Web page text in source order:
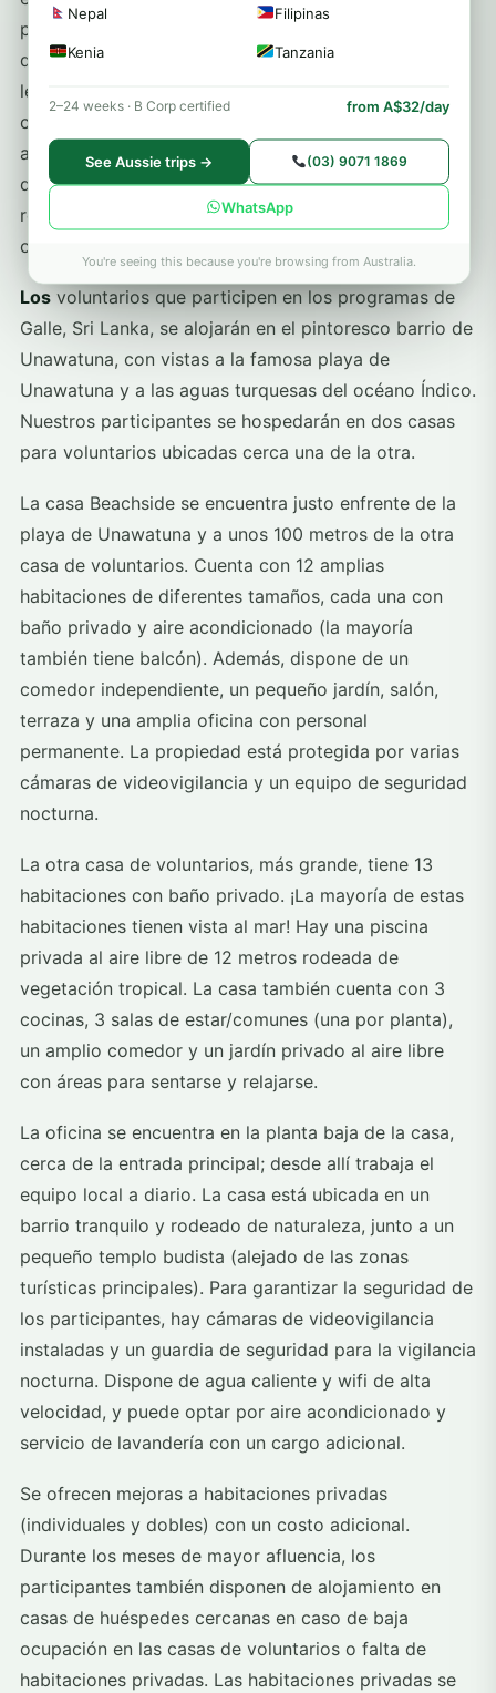
presentación específica del proyecto y un recorrido
de orientación por la zona. Nuestro personal también
le ayudará con las lecciones y la planificación del
currículo, según sea necesario. Además, tendrá
acceso a nuestra biblioteca interna de materiales
didácticos, que incluye manuales, libros y diversos
recursos para la planificación de lecciones y
orientación general.
Los voluntarios que participen en los programas de
Galle, Sri Lanka, se alojarán en el pintoresco barrio de
Unawatuna, con vistas a la famosa playa de
Unawatuna y a las aguas turquesas del océano Índico.
Nuestros participantes se hospedarán en dos casas
para voluntarios ubicadas cerca una de la otra.
La casa Beachside se encuentra justo enfrente de la
playa de Unawatuna y a unos 100 metros de la otra
casa de voluntarios. Cuenta con 12 amplias
habitaciones de diferentes tamaños, cada una con
baño privado y aire acondicionado (la mayoría
también tiene balcón). Además, dispone de un
comedor independiente, un pequeño jardín, salón,
terraza y una amplia oficina con personal
permanente. La propiedad está protegida por varias
cámaras de videovigilancia y un equipo de seguridad
nocturna.
La otra casa de voluntarios, más grande, tiene 13
habitaciones con baño privado. ¡La mayoría de estas
habitaciones tienen vista al mar! Hay una piscina
privada al aire libre de 12 metros rodeada de
vegetación tropical. La casa también cuenta con 3
cocinas, 3 salas de estar/comunes (una por planta),
un amplio comedor y un jardín privado al aire libre
con áreas para sentarse y relajarse.
La oficina se encuentra en la planta baja de la casa,
cerca de la entrada principal; desde allí trabaja el
equipo local a diario. La casa está ubicada en un
barrio tranquilo y rodeado de naturaleza, junto a un
pequeño templo budista (alejado de las zonas
turísticas principales). Para garantizar la seguridad de
los participantes, hay cámaras de videovigilancia
instaladas y un guardia de seguridad para la vigilancia
nocturna. Dispone de agua caliente y wifi de alta
velocidad, y puede optar por aire acondicionado y
servicio de lavandería con un cargo adicional.
Se ofrecen mejoras a habitaciones privadas
(individuales y dobles) con un costo adicional.
Durante los meses de mayor afluencia, los
participantes también disponen de alojamiento en
casas de huéspedes cercanas en caso de baja
ocupación en las casas de voluntarios o falta de
habitaciones privadas. Las habitaciones privadas se
Nepal Filipinas
Kenia Tanzania
2–24 weeks · B Corp certified from A$32/day
See Aussie trips → (03) 9071 1869
WhatsApp
You're seeing this because you're browsing from Australia.